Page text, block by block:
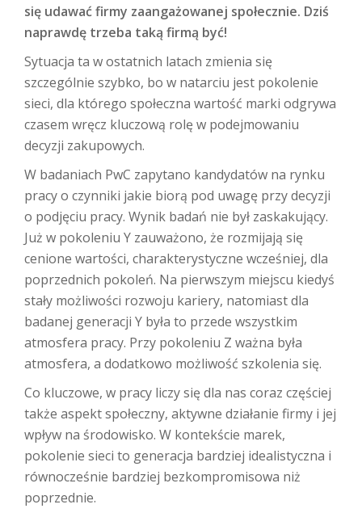
się udawać firmy zaangażowanej społecznie. Dziś
naprawdę trzeba taką firmą być!
Sytuacja ta w ostatnich latach zmienia się
szczególnie szybko, bo w natarciu jest pokolenie
sieci, dla którego społeczna wartość marki odgrywa
czasem wręcz kluczową rolę w podejmowaniu
decyzji zakupowych.
W badaniach PwC zapytano kandydatów na rynku
pracy o czynniki jakie biorą pod uwagę przy decyzji
o podjęciu pracy. Wynik badań nie był zaskakujący.
Już w pokoleniu Y zauważono, że rozmijają się
cenione wartości, charakterystyczne wcześniej, dla
poprzednich pokoleń. Na pierwszym miejscu kiedyś
stały możliwości rozwoju kariery, natomiast dla
badanej generacji Y była to przede wszystkim
atmosfera pracy. Przy pokoleniu Z ważna była
atmosfera, a dodatkowo możliwość szkolenia się.
Co kluczowe, w pracy liczy się dla nas coraz częściej
także aspekt społeczny, aktywne działanie firmy i jej
wpływ na środowisko. W kontekście marek,
pokolenie sieci to generacja bardziej idealistyczna i
równocześnie bardziej bezkompromisowa niż
poprzednie.